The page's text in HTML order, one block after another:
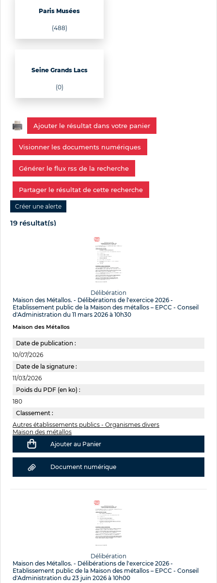
Paris Musées
(488)
Seine Grands Lacs
(0)
Ajouter le résultat dans votre panier
Visionner les documents numériques
Générer le flux rss de la recherche
Partager le résultat de cette recherche
19 résultat(s)
Délibération
Maison des Métallos. - Délibérations de l'exercice 2026 -
Etablissement public de la Maison des métallos – EPCC - Conseil
d'Administration du 11 mars 2026 à 10h30
Maison des Métallos
Date de publication :
10/07/2026
Date de la signature :
11/03/2026
Poids du PDF (en ko) :
180
Classement :
Autres établissements publics - Organismes divers
Maison des métallos
Ajouter au Panier
Document numérique
Délibération
Maison des Métallos. - Délibérations de l'exercice 2026 -
Etablissement public de la Maison des métallos – EPCC - Conseil
d'Administration du 23 juin 2026 à 10h00